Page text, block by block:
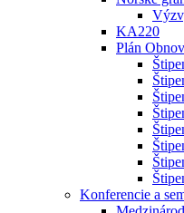
KA220
Plán
Konferencie a